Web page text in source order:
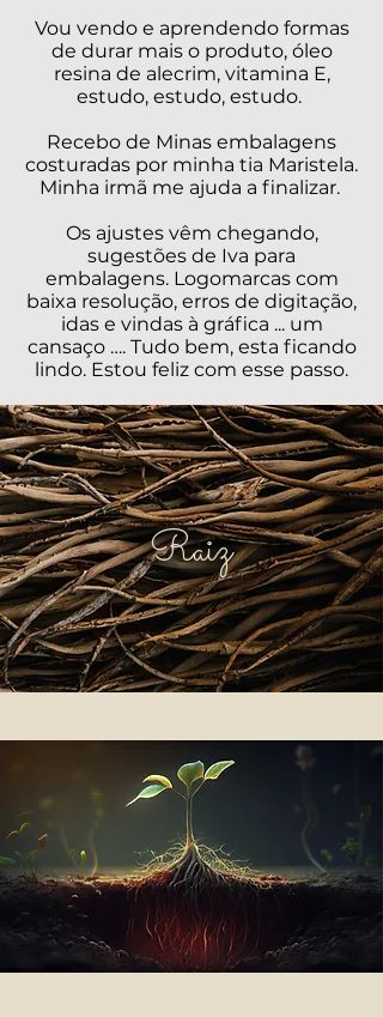
Vou vendo e aprendendo formas
de durar mais o produto, óleo
resina de alecrim, vitamina E,
estudo, estudo, estudo.
Recebo de Minas embalagens
costuradas por minha tia Maristela.
Minha irmã me ajuda a finalizar.
Os ajustes vêm chegando,
sugestões de Iva para
embalagens. Logomarcas com
baixa resolução, erros de digitação,
idas e vindas à gráfica ... um
cansaço …. Tudo bem, esta ficando
lindo. Estou feliz com esse passo.
Raiz